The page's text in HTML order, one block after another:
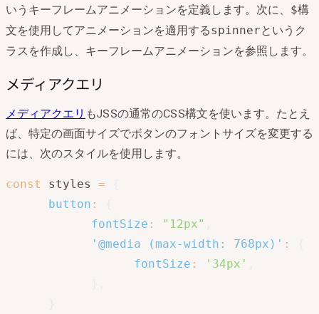
いうキーフレームアニメーションを定義します。次に、
$構
文を使用してアニメーションを適用するspinnerというク
ラスを作成し、キーフレームアニメーションを参照します。
メディアクエリ
メディアクエリ もJSSの通常のCSS構文を使います。たとえ
ば、特定の画面サイズでボタンのフォントサイズを変更する
には、次のスタイルを使用します。
const styles =
button :
fontSize : "12px"
'@media (max-width: 768px)' :
fontSize : '34px'